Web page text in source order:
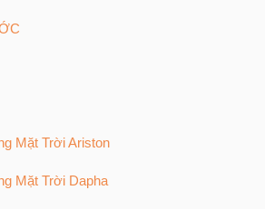
Mặt Trời Ariston
Mặt Trời Dapha